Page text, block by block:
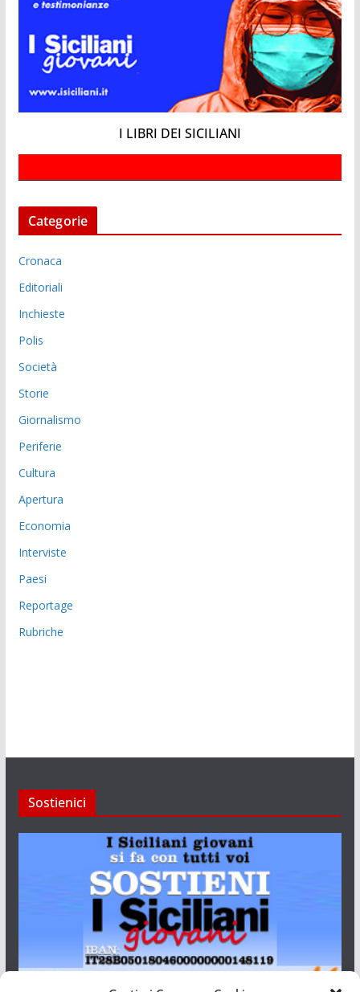
I LIBRI DEI SICILIANI
Categorie
Cronaca
Editoriali
Inchieste
Polis
Società
Storie
Giornalismo
Periferie
Cultura
Apertura
Economia
Interviste
Paesi
Reportage
Rubriche
Sostienici